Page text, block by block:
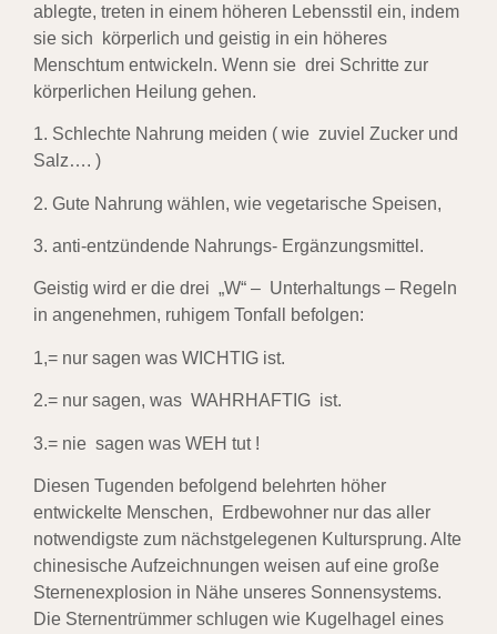
ablegte, treten in einem höheren Lebensstil ein, indem
sie sich körperlich und geistig in ein höheres
Menschtum entwickeln. Wenn sie drei Schritte zur
körperlichen Heilung gehen.
1. Schlechte Nahrung meiden ( wie zuviel Zucker und
Salz…. )
2. Gute Nahrung wählen, wie vegetarische Speisen,
3. anti-entzündende Nahrungs- Ergänzungsmittel.
Geistig wird er die drei „W“ – Unterhaltungs – Regeln
in angenehmen, ruhigem Tonfall befolgen:
1,= nur sagen was WICHTIG ist.
2.= nur sagen, was WAHRHAFTIG ist.
3.= nie sagen was WEH tut !
Diesen Tugenden befolgend belehrten höher
entwickelte Menschen, Erdbewohner nur das aller
notwendigste zum nächstgelegenen Kultursprung. Alte
chinesische Aufzeichnungen weisen auf eine große
Sternenexplosion in Nähe unseres Sonnensystems.
Die Sternentrümmer schlugen wie Kugelhagel eines